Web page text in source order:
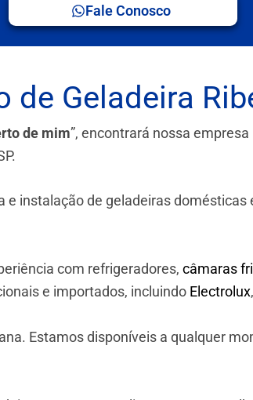
Fale Conosco
de Geladeira
de mim”, encontrará nossa
instalação de geladeiras domésticas
com refrigeradores, câmaras
e importados, incluindo Electrolux,
Estamos disponíveis a qualquer